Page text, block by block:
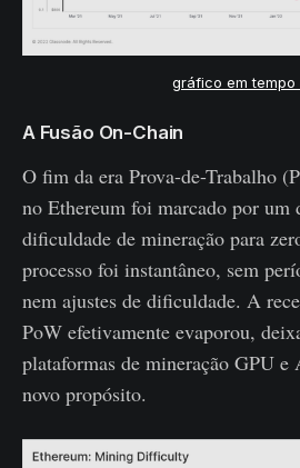
gráfico em tempo
A Fusão On-Chain
O fim da era Prova-de-Trabalho
no Ethereum foi marcado por
dificuldade de mineração para
processo foi instantâneo, sem
nem ajustes de dificuldade. A
PoW efetivamente evaporou,
plataformas de mineração GPU e
novo propósito.